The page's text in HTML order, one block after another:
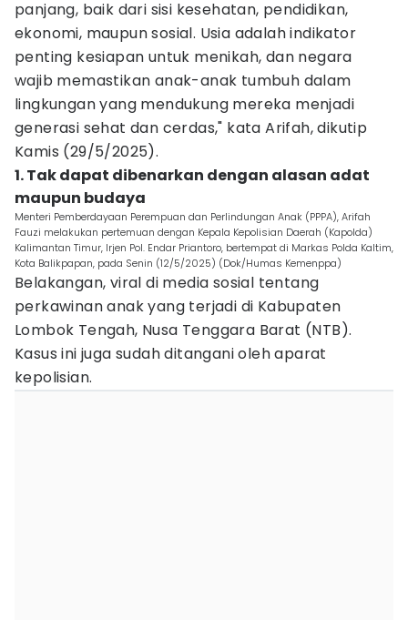
panjang, baik dari sisi kesehatan, pendidikan,
ekonomi, maupun sosial. Usia adalah indikator
penting kesiapan untuk menikah, dan negara
wajib memastikan anak-anak tumbuh dalam
lingkungan yang mendukung mereka menjadi
generasi sehat dan cerdas," kata Arifah, dikutip
Kamis (29/5/2025).
1. Tak dapat dibenarkan dengan alasan adat
maupun budaya
Menteri Pemberdayaan Perempuan dan Perlindungan Anak (PPPA), Arifah
Fauzi melakukan pertemuan dengan Kepala Kepolisian Daerah (Kapolda)
Kalimantan Timur, Irjen Pol. Endar Priantoro, bertempat di Markas Polda Kaltim,
Kota Balikpapan, pada Senin (12/5/2025) (Dok/Humas Kemenppa)
Belakangan, viral di media sosial tentang
perkawinan anak yang terjadi di Kabupaten
Lombok Tengah, Nusa Tenggara Barat (NTB).
Kasus ini juga sudah ditangani oleh aparat
kepolisian.